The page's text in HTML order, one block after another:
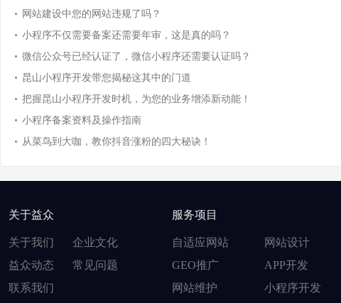
网站建设中您的网站违规了吗？
小程序不仅需要备案还需要年审，这是真的吗？
微信公众号已经认证了，微信小程序还需要认证吗？
昆山小程序开发带您揭秘这其中的门道
把握昆山小程序开发时机，为您的业务增添新动能！
小程序备案资料及操作指南
从菜鸟到大咖，教你抖音涨粉的四大秘诀！
关于益众
关于我们
企业文化
益众动态
常见问题
联系我们
服务项目
自适应网站
网站设计
GEO推广
APP开发
网站维护
小程序开发